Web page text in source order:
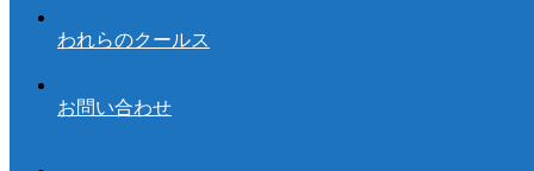
われらのクールス
お問い合わせ